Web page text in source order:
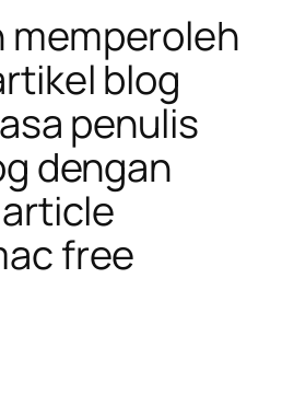
memperoleh
blog
penulis
dengan
free